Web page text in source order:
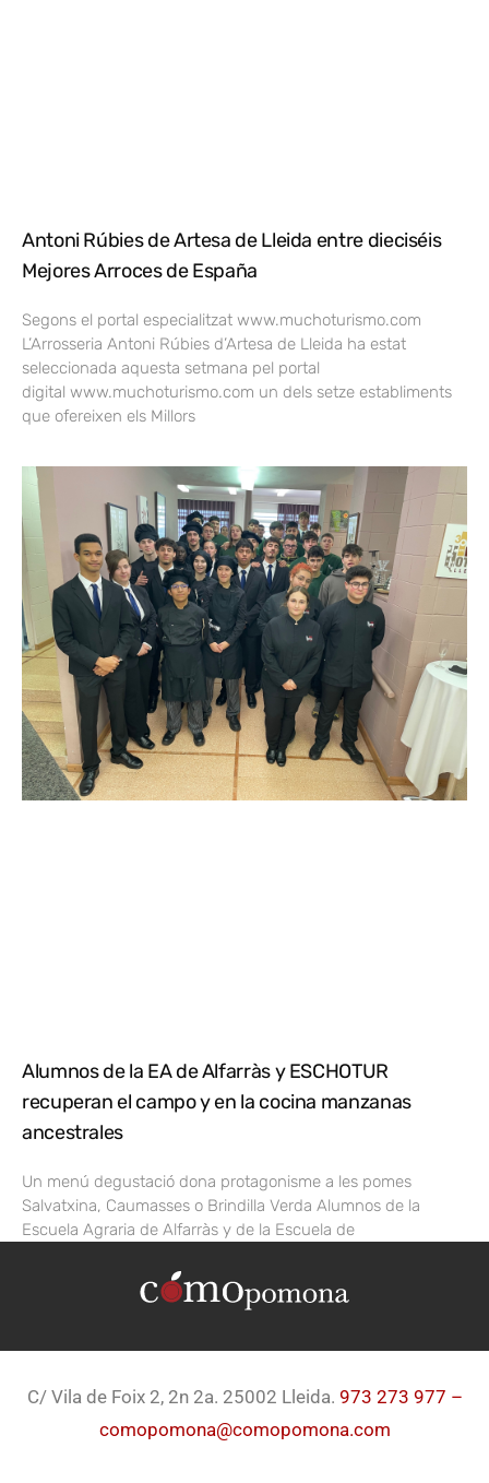
Antoni Rúbies de Artesa de Lleida entre dieciséis
Mejores Arroces de España
Segons el portal especialitzat www.muchoturismo.com
L’Arrosseria Antoni Rúbies d’Artesa de Lleida ha estat
seleccionada aquesta setmana pel portal
digital www.muchoturismo.com un dels setze establiments
que ofereixen els Millors
Alumnos de la EA de Alfarràs y ESCHOTUR
recuperan el campo y en la cocina manzanas
ancestrales
Un menú degustació dona protagonisme a les pomes
Salvatxina, Caumasses o Brindilla Verda Alumnos de la
Escuela Agraria de Alfarràs y de la Escuela de
C/ Vila de Foix 2, 2n 2a. 25002 Lleida. 973 273 977 –
comopomona@comopomona.com